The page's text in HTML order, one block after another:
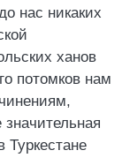
нас никаких
ханов
потомков нам
Туркестане